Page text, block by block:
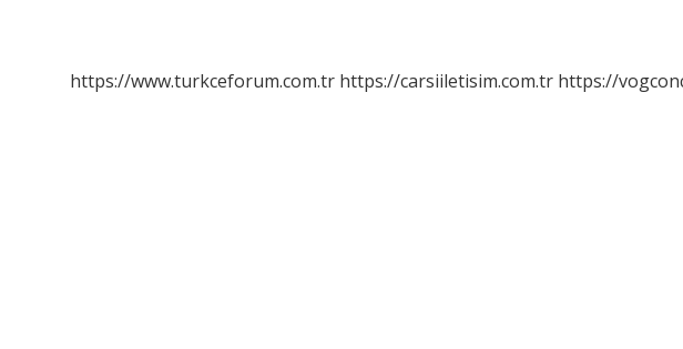
Yapılır
https://www.turkceforum.com.tr https://carsiiletisim.com.tr https://